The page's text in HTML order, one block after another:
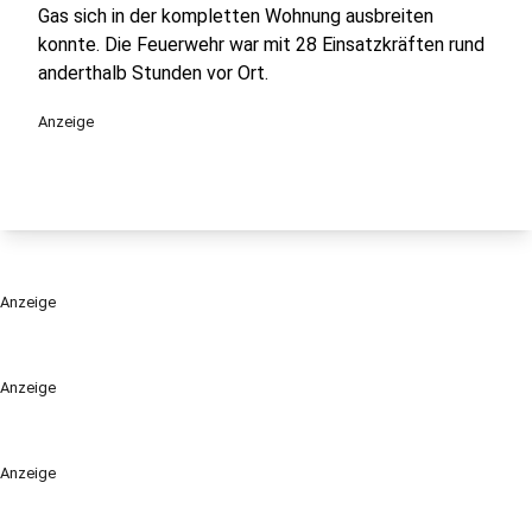
Anzeige
Anzeige
Gas sich in der kompletten Wohnung ausbreiten
konnte. Die Feuerwehr war mit 28 Einsatzkräften rund
anderthalb Stunden vor Ort.
Anzeige
Anzeige